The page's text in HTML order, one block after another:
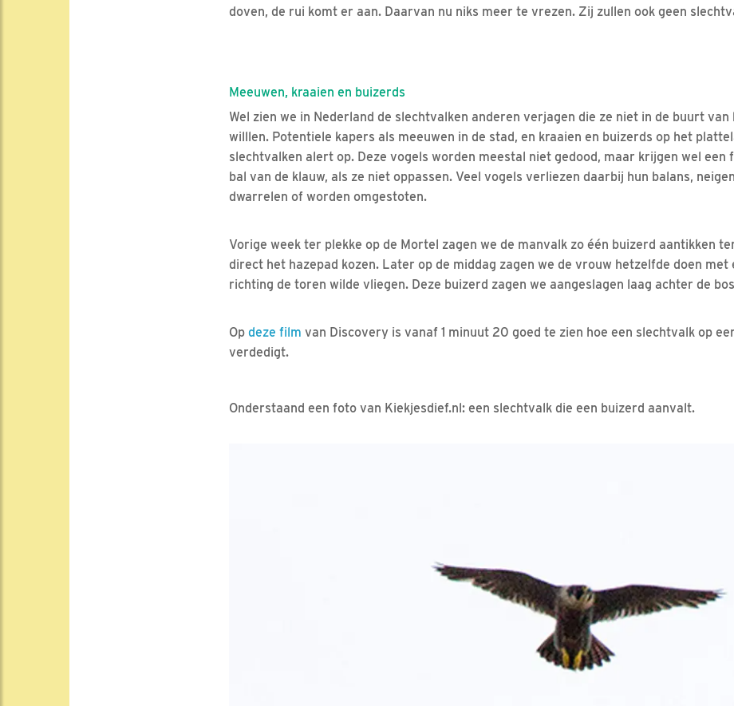
doven, de rui komt er aan. Daarvan nu niks meer te vrezen. Zij zullen ook geen
Meeuwen, kraaien en buizerds
Wel zien we in Nederland de slechtvalken anderen verjagen die ze niet in de buurt van
willlen. Potentiele kapers als meeuwen in de stad, en kraaien en buizerds op het
slechtvalken alert op. Deze vogels worden meestal niet gedood, maar krijgen wel een
bal van de klauw, als ze niet oppassen. Veel vogels verliezen daarbij hun balans,
dwarrelen of worden omgestoten.
Vorige week ter plekke op de Mortel zagen we de manvalk zo één buizerd aantikken
direct het hazepad kozen. Later op de middag zagen we de vrouw hetzelfde doen met
richting de toren wilde vliegen. Deze buizerd zagen we aangeslagen laag achter de
Op deze film van Discovery is vanaf 1 minuut 20 goed te zien hoe een slechtvalk op
verdedigt.
Onderstaand een foto van Kiekjesdief.nl: een slechtvalk die een buizerd aanvalt.